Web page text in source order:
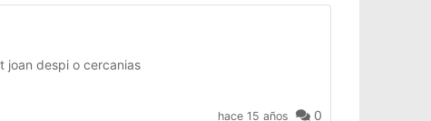
joan despi o cercanias
hace 15 años 0